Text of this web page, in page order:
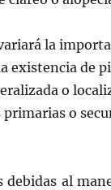
la
existencia de
o
o
debidas al